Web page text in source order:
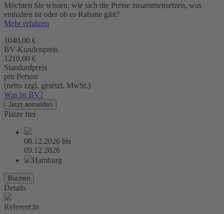
Möchten Sie wissen, wie sich die Preise zusammensetzen, was
enthalten ist oder ob es Rabatte gibt?
Mehr erfahren
1040,00 €
BV-Kundenpreis
1210,00 €
Standardpreis
pro Person
(netto zzgl. gesetzl. MwSt.)
Was ist BV?
Jetzt anmelden
Plätze frei
08.12.2026 bis
09.12.2026
Hamburg
Buchen
Details
Referent:in